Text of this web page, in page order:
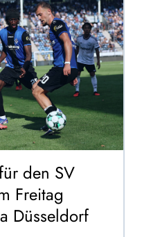
den SV
Freitag
Düsseldorf